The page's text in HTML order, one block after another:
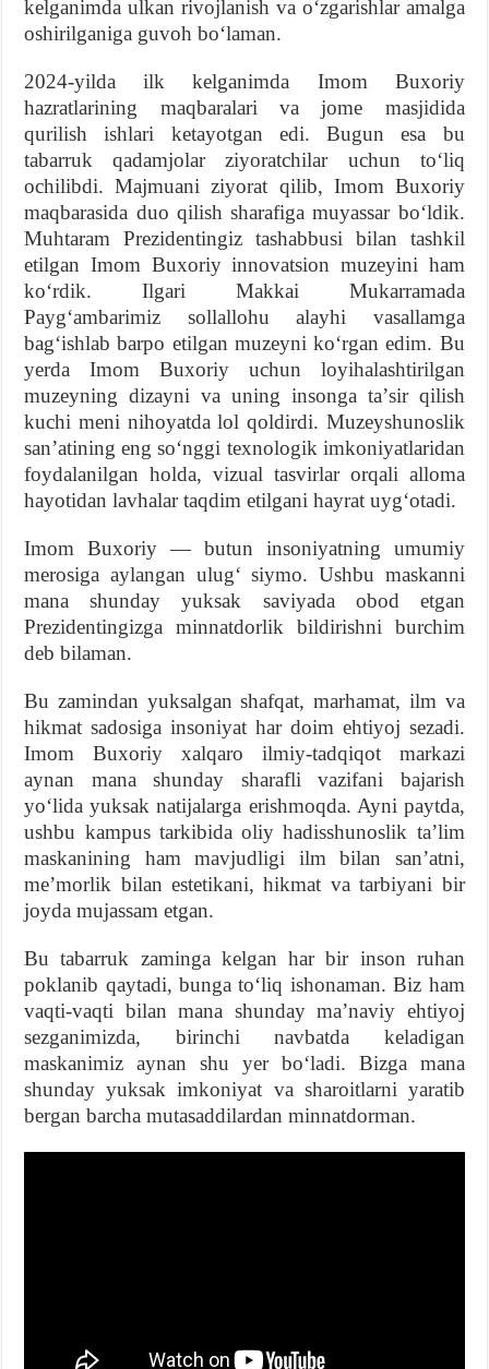
kelganimda ulkan rivojlanish va oʻzgarishlar amalga
oshirilganiga guvoh boʻlaman.
2024-yilda ilk kelganimda Imom Buxoriy
hazratlarining maqbaralari va jome masjidida
qurilish ishlari ketayotgan edi. Bugun esa bu
tabarruk qadamjolar ziyoratchilar uchun toʻliq
ochilibdi. Majmuani ziyorat qilib, Imom Buxoriy
maqbarasida duo qilish sharafiga muyassar boʻldik.
Muhtaram Prezidentingiz tashabbusi bilan tashkil
etilgan Imom Buxoriy innovatsion muzeyini ham
koʻrdik. Ilgari Makkai Mukarramada
Paygʻambarimiz sollallohu alayhi vasallamga
bagʻishlab barpo etilgan muzeyni koʻrgan edim. Bu
yerda Imom Buxoriy uchun loyihalashtirilgan
muzeyning dizayni va uning insonga taʼsir qilish
kuchi meni nihoyatda lol qoldirdi. Muzeyshunoslik
sanʼatining eng soʻnggi texnologik imkoniyatlaridan
foydalanilgan holda, vizual tasvirlar orqali alloma
hayotidan lavhalar taqdim etilgani hayrat uygʻotadi.
Imom Buxoriy — butun insoniyatning umumiy
merosiga aylangan ulugʻ siymo. Ushbu maskanni
mana shunday yuksak saviyada obod etgan
Prezidentingizga minnatdorlik bildirishni burchim
deb bilaman.
Bu zamindan yuksalgan shafqat, marhamat, ilm va
hikmat sadosiga insoniyat har doim ehtiyoj sezadi.
Imom Buxoriy xalqaro ilmiy-tadqiqot markazi
aynan mana shunday sharafli vazifani bajarish
yoʻlida yuksak natijalarga erishmoqda. Ayni paytda,
ushbu kampus tarkibida oliy hadisshunoslik taʼlim
maskanining ham mavjudligi ilm bilan sanʼatni,
meʼmorlik bilan estetikani, hikmat va tarbiyani bir
joyda mujassam etgan.
Bu tabarruk zaminga kelgan har bir inson ruhan
poklanib qaytadi, bunga toʻliq ishonaman. Biz ham
vaqti-vaqti bilan mana shunday maʼnaviy ehtiyoj
sezganimizda, birinchi navbatda keladigan
maskanimiz aynan shu yer boʻladi. Bizga mana
shunday yuksak imkoniyat va sharoitlarni yaratib
bergan barcha mutasaddilardan minnatdorman.